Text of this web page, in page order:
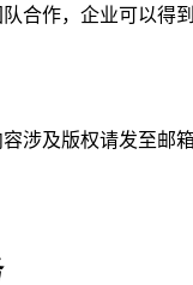
合作，企业可以
及版权请发至邮